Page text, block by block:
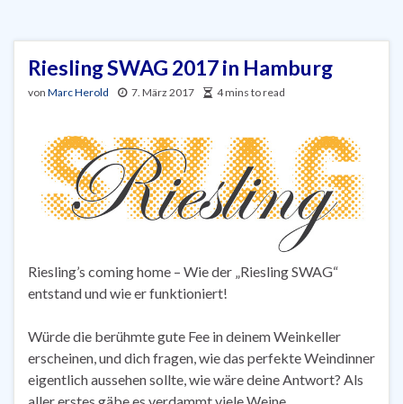
Riesling SWAG 2017 in Hamburg
von Marc Herold 7. März 2017 4 mins to read
Riesling’s coming home – Wie der „Riesling SWAG“
entstand und wie er funktioniert!
Würde die berühmte gute Fee in deinem Weinkeller
erscheinen, und dich fragen, wie das perfekte Weindinner
eigentlich aussehen sollte, wie wäre deine Antwort? Als